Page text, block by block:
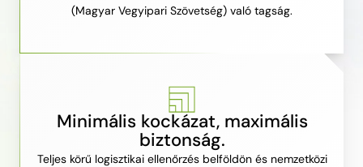
(Magyar Vegyipari Szövetség) való tagság.
Minimális kockázat, maximális
biztonság.
Teljes körű logisztikai ellenőrzés belföldön és nemzetközi